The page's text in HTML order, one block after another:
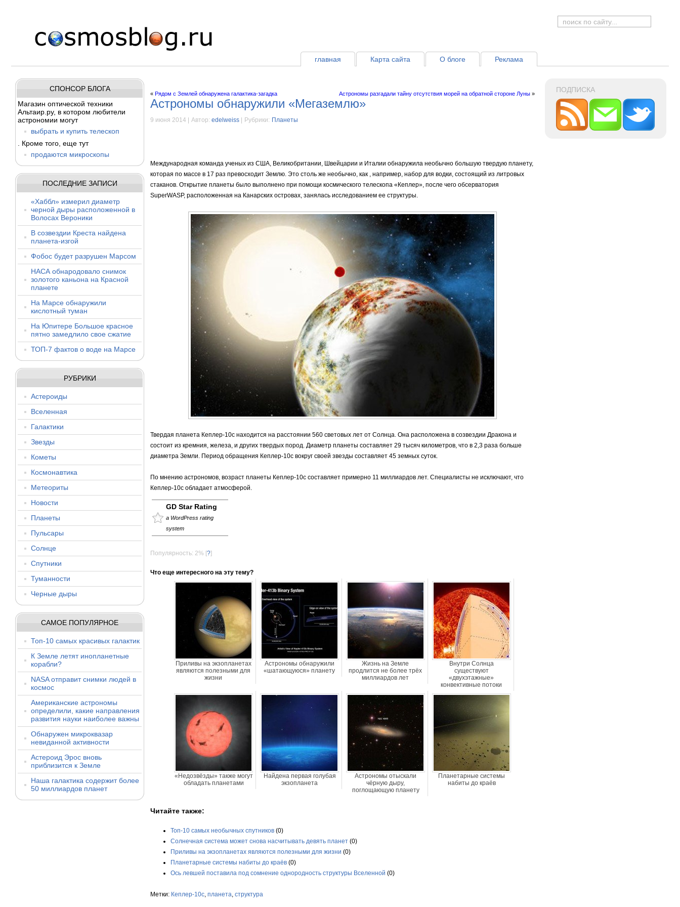
главная Карта сайта О блоге Реклама
СПОНСОР БЛОГА
Магазин оптической техники
Альтаир.ру, в котором любители
астрономии могут
выбрать и купить телескоп
. Кроме того, еще тут
продаются микроскопы
ПОСЛЕДНИЕ ЗАПИСИ
«Хаббл» измерил диаметр
черной дыры расположенной в
Волосах Вероники
В созвездии Креста найдена
планета-изгой
Фобос будет разрушен Марсом
НАСА обнародовало снимок
золотого каньона на Красной
планете
На Марсе обнаружили
кислотный туман
На Юпитере Большое красное
пятно замедлило свое сжатие
ТОП-7 фактов о воде на Марсе
РУБРИКИ
Астероиды
Вселенная
Галактики
Звезды
Кометы
Космонавтика
Метеориты
Новости
Планеты
Пульсары
Солнце
Спутники
Туманности
Черные дыры
САМОЕ ПОПУЛЯРНОЕ
Топ-10 самых красивых галактик
К Земле летят инопланетные
корабли?
NASA отправит снимки людей в
космос
Американские астрономы
определили, какие направления
развития науки наиболее важны
Обнаружен микроквазар
невиданной активности
Астероид Эрос вновь
приблизится к Земле
Наша галактика содержит более
50 миллиардов планет
ПОДПИСКА
« Рядом с Землей обнаружена галактика-загадка Астрономы разгадали тайну отсутствия морей на обратной стороне Луны »
Астрономы обнаружили «Мегаземлю»
9 июня 2014 | Автор: edelweiss Рубрики: Планеты
Международная команда ученых из США, Великобритании, Швейцарии и Италии обнаружила необычно большую твердую планету,
которая по массе в 17 раз превосходит Землю. Это столь же необычно, как , например, набор для водки, состоящий из литровых
стаканов. Открытие планеты было выполнено при помощи космического телескопа «Кеплер», после чего обсерватория
SuperWASP, расположенная на Канарских островах, занялась исследованием ее структуры.
Твердая планета Кеплер-10с находится на расстоянии 560 световых лет от Солнца. Она расположена в созвездии Дракона и
состоит из кремния, железа, и других твердых пород. Диаметр планеты составляет 29 тысяч километров, что в 2,3 раза больше
диаметра Земли. Период обращения Кеплер-10с вокруг своей звезды составляет 45 земных суток.
По мнению астрономов, возраст планеты Кеплер-10с составляет примерно 11 миллиардов лет. Специалисты не исключают, что
Кеплер-10с обладает атмосферой.
GD Star Rating
a WordPress rating
system
Популярность: 2% [?]
Что еще интересного на эту тему?
Приливы на экзопланетах
являются полезными для
жизни
Астрономы обнаружили
«шатающуюся» планету
Жизнь на Земле
продлится не более трёх
миллиардов лет
Внутри Солнца
существуют
«двухэтажные»
конвективные потоки
«Недозвёзды» также могут
обладать планетами
Найдена первая голубая
экзопланета
Астрономы отыскали
чёрную дыру,
поглощающую планету
Планетарные системы
набиты до краёв
Читайте также:
Топ-10 самых необычных спутников (0)
Солнечная система может снова насчитывать девять планет (0)
Приливы на экзопланетах являются полезными для жизни (0)
Планетарные системы набиты до краёв (0)
Ось левшей поставила под сомнение однородность структуры Вселенной (0)
Метки: Кеплер-10с, планета, структура